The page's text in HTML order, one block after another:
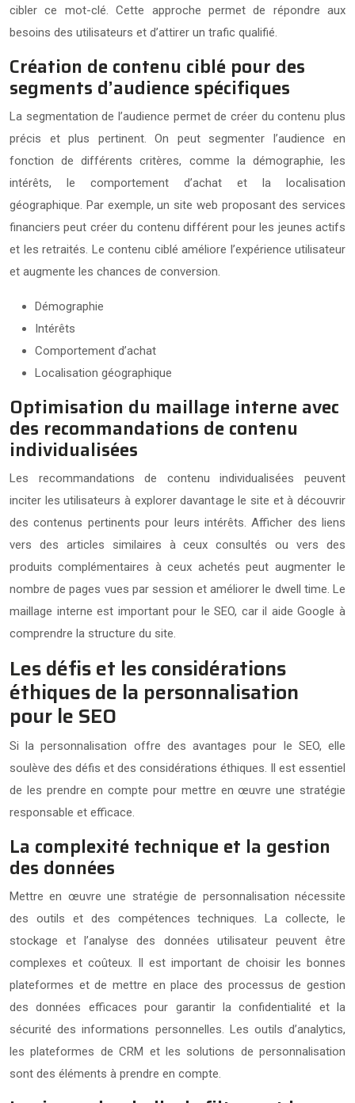
cibler ce mot-clé. Cette approche permet de répondre aux
besoins des utilisateurs et d’attirer un trafic qualifié.
Création de contenu ciblé pour des
segments d’audience spécifiques
La segmentation de l’audience permet de créer du contenu plus
précis et plus pertinent. On peut segmenter l’audience en
fonction de différents critères, comme la démographie, les
intérêts, le comportement d’achat et la localisation
géographique. Par exemple, un site web proposant des services
financiers peut créer du contenu différent pour les jeunes actifs
et les retraités. Le contenu ciblé améliore l’expérience utilisateur
et augmente les chances de conversion.
Démographie
Intérêts
Comportement d’achat
Localisation géographique
Optimisation du maillage interne avec
des recommandations de contenu
individualisées
Les recommandations de contenu individualisées peuvent
inciter les utilisateurs à explorer davantage le site et à découvrir
des contenus pertinents pour leurs intérêts. Afficher des liens
vers des articles similaires à ceux consultés ou vers des
produits complémentaires à ceux achetés peut augmenter le
nombre de pages vues par session et améliorer le dwell time. Le
maillage interne est important pour le SEO, car il aide Google à
comprendre la structure du site.
Les défis et les considérations
éthiques de la personnalisation
pour le SEO
Si la personnalisation offre des avantages pour le SEO, elle
soulève des défis et des considérations éthiques. Il est essentiel
de les prendre en compte pour mettre en œuvre une stratégie
responsable et efficace.
La complexité technique et la gestion
des données
Mettre en œuvre une stratégie de personnalisation nécessite
des outils et des compétences techniques. La collecte, le
stockage et l’analyse des données utilisateur peuvent être
complexes et coûteux. Il est important de choisir les bonnes
plateformes et de mettre en place des processus de gestion
des données efficaces pour garantir la confidentialité et la
sécurité des informations personnelles. Les outils d’analytics,
les plateformes de CRM et les solutions de personnalisation
sont des éléments à prendre en compte.